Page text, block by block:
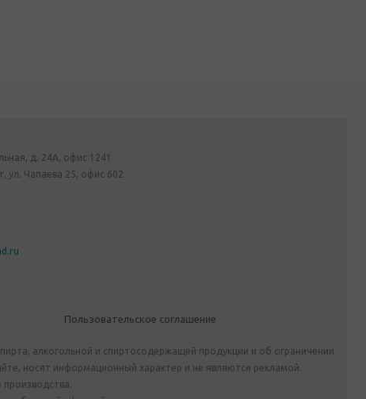
д. 24А, офис 1241
ул. Чапаева 25, офис 602
Пользовательское соглашение
алкогольной и спиртосодержащей продукции и об ограничении
носят информационный характер и не являются рекламой.